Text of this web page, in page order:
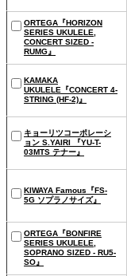
ORTEGA『HORIZON
SERIES UKULELE,
CONCERT SIZED -
RUMG』
KAMAKA
UKULELE『CONCERT 4-
STRING (HF-2)』
キョーリツコーポレーシ
ョン S.YAIRI 『YU-T-
03MTS テナー』
KIWAYA Famous『FS-
5G ソプラノサイズ』
ORTEGA『BONFIRE
SERIES UKULELE,
SOPRANO SIZED - RU5-
SO』